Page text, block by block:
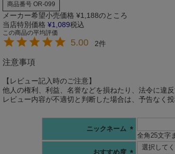
商品番号 OR-099
メーカー希望小売価格 ¥1,188のところ
当店特別価格 ¥1,089税込
5.00 2
注意事項
【レビュー記入時のご注意】
他人の権利、利益、名誉などを損ねたり、法令に違
レビュー内容が不適切と判断した場合は、予告なく
ニックネーム
(必
須)
全角25文字
おすすめ度